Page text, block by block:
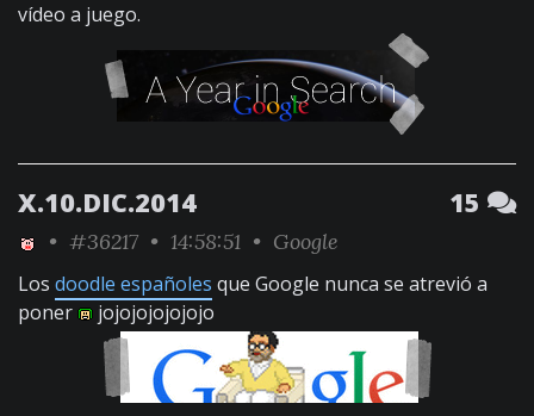
vídeo a juego.
X.10.DIC.2014 15
• #36217 • 14:58:51 • Google
Los doodle españoles que Google nunca se atrevió a
poner
jojojojojojojo